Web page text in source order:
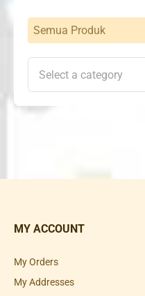
Semua Produk
MY ACCOUNT
My Orders
My Addresses